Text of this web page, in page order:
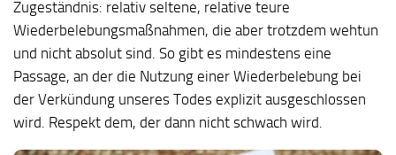
Zugeständnis: relativ seltene, relative teure
Wiederbelebungsmaßnahmen, die aber trotzdem wehtun
und nicht absolut sind. So gibt es mindestens eine
Passage, an der die Nutzung einer Wiederbelebung bei
der Verkündung unseres Todes explizit ausgeschlossen
wird. Respekt dem, der dann nicht schwach wird.